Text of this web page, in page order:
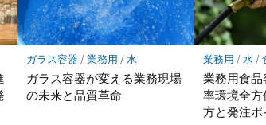
ガラス容器/業務用 /水
ガラス容器が変える業務現場
の未来と品質革命
業務用 /水/
業務用食
率環境全
方と発注ポ